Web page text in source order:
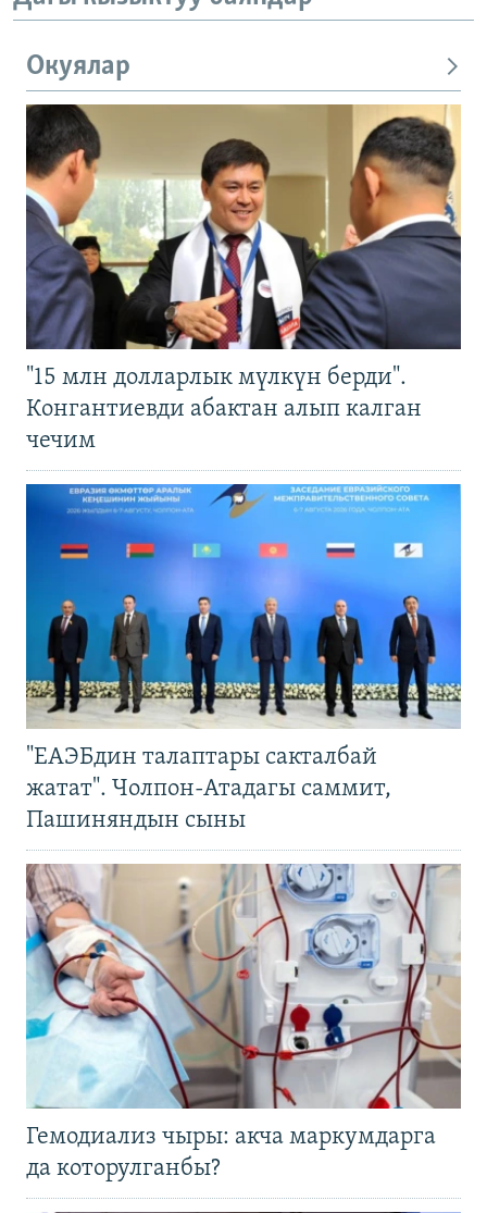
Окуялар
"15 млн долларлык мүлкүн берди".
Конгантиевди абактан алып калган
чечим
"ЕАЭБдин талаптары сакталбай
жатат". Чолпон-Атадагы саммит,
Пашиняндын сыны
Гемодиализ чыры: акча маркумдарга
да которулганбы?